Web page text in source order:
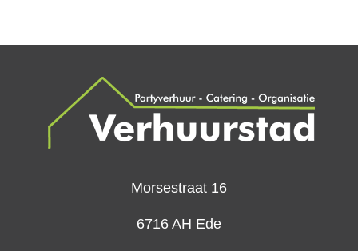
Morsestraat 16
6716 AH Ede